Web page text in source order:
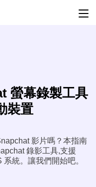
螢幕錄製工具
裝置
影片嗎？本指南
錄影工具,支援
統。讓我們開始吧。